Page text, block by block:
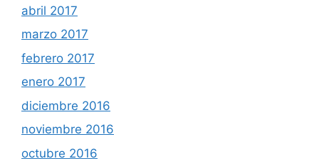
abril 2017
marzo 2017
febrero 2017
enero 2017
diciembre 2016
noviembre 2016
octubre 2016